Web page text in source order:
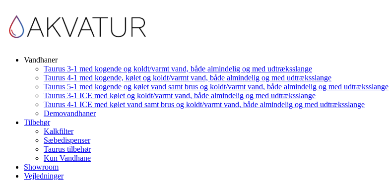
Vandhaner
Taurus 3-1 med kogende og koldt/varmt vand, både almindelig og med udtræksslange
Taurus 4-1 med kogende, kølet og koldt/varmt vand, både almindelig og med udtræksslange
Taurus 5-1 med kogende og kølet vand samt brus og koldt/varmt vand, både almindelig og med udtræksslange
Taurus 3-1 ICE med kølet og koldt/varmt vand, både almindelig og med udtræksslange
Taurus 4-1 ICE med kølet vand samt brus og koldt/varmt vand, både almindelig og med udtræksslange
Demovandhaner
Tilbehør
Kalkfilter
Sæbedispenser
Taurus tilbehør
Kun Vandhane
Showroom
Vejledninger